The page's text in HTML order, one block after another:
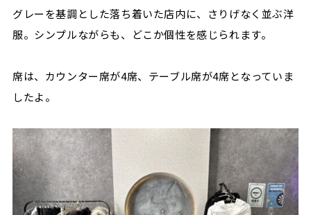
グレーを基調とした落ち着いた店内に、さりげなく並ぶ洋
服。シンプルながらも、どこか個性を感じられます。
席は、カウンター席が4席、テーブル席が4席となっていま
したよ。